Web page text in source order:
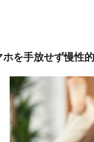
ホを手放せず慢性